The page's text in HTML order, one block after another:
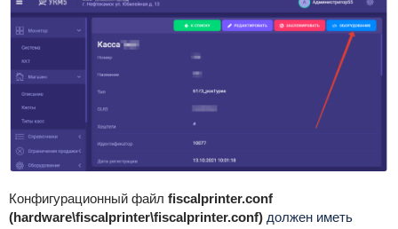
Конфигурационный файл fiscalprinter.conf
(hardware\fiscalprinter\fiscalprinter.conf)должен иметь